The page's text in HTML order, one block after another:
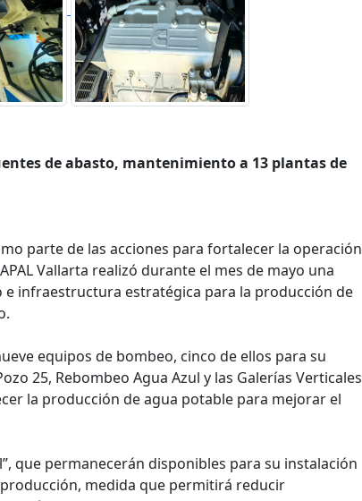
de abasto, mantenimiento a 13 plantas de
parte de las acciones para fortalecer la operación
Vallarta realizó durante el mes de mayo una
infraestructura estratégica para la producción de
equipos de bombeo, cinco de ellos para su
25, Rebombeo Agua Azul y las Galerías Verticales
la producción de agua potable para mejorar el
que permanecerán disponibles para su instalación
medida que permitirá reducir